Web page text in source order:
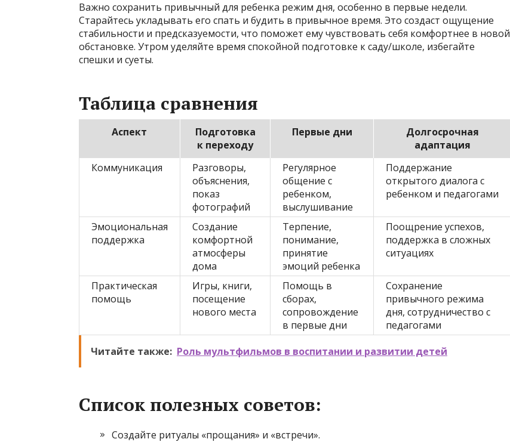
Важно сохранить привычный для ребенка режим дня, особенно в первые недели.
Старайтесь укладывать его спать и будить в привычное время. Это создаст ощущение
стабильности и предсказуемости, что поможет ему чувствовать себя комфортнее в новой
обстановке. Утром уделяйте время спокойной подготовке к саду/школе, избегайте
спешки и суеты.
Таблица сравнения
Аспект
Подготовка
к переходу
Первые дни
Долгосрочная
адаптация
Коммуникация
Разговоры,
объяснения,
показ
фотографий
Регулярное
общение с
ребенком,
выслушивание
Поддержание
открытого диалога с
ребенком и педагогами
Эмоциональная
поддержка
Создание
комфортной
атмосферы
дома
Терпение,
понимание,
принятие
эмоций ребенка
Поощрение успехов,
поддержка в сложных
ситуациях
Практическая
помощь
Игры, книги,
посещение
нового места
Помощь в
сборах,
сопровождение
в первые дни
Сохранение
привычного режима
дня, сотрудничество с
педагогами
Читайте также: Роль мультфильмов в воспитании и развитии детей
Список полезных советов:
Создайте ритуалы «прощания» и «встречи».